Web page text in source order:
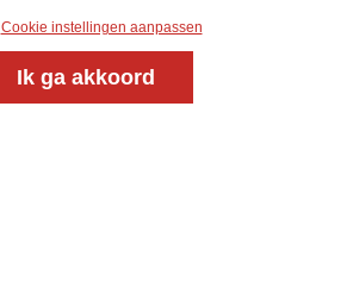
Cookie instellingen aanpassen
Ik ga akkoord